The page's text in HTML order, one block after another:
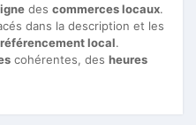
des commerces locaux.
dans la description et les
référencement local.
cohérentes, des heures